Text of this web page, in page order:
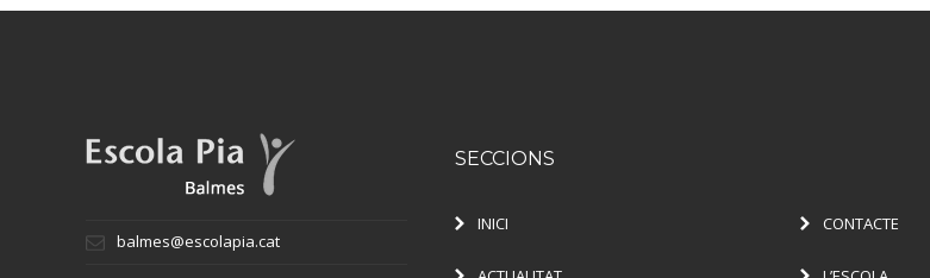
balmes@escolapia.cat
SECCIONS
INICI CONTACTE